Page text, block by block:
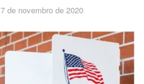
7 de novembro de 2020